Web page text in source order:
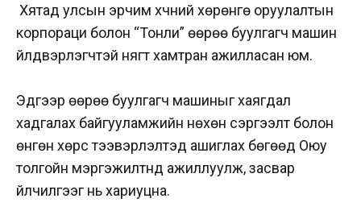
Хятад улсын эрчим хүчний хөрөнгө оруулалтын
корпораци болон “Тонли” өөрөө буулгагч машин
үйлдвэрлэгчтэй нягт хамтран ажилласан юм.
Эдгээр өөрөө буулгагч машиныг хаягдал
хадгалах байгууламжийн нөхөн сэргээлт болон
өнгөн хөрс тээвэрлэлтэд ашиглах бөгөөд Оюу
толгойн мэргэжилтнүүд ажиллуулж, засвар
үйлчилгээг нь хариуцна.